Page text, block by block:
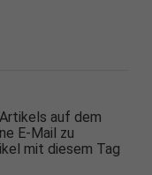
auf dem
E-Mail zu
mit diesem Tag